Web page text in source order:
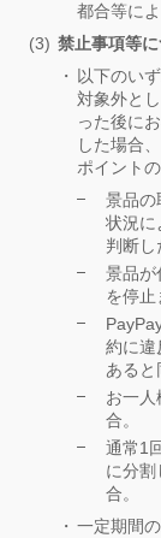
都合等に
禁止事項等
以下のい
対象外と
った後に
した場合
ポイント
景品の
状況に
判断し
景品が
を停止
約に違
あると
お一
合。
通常1
に分
合。
一定期間